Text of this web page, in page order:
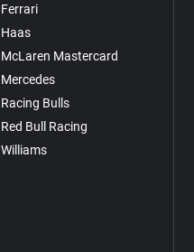
Ferrari
Haas
McLaren Mastercard
Mercedes
Racing Bulls
Red Bull Racing
Williams